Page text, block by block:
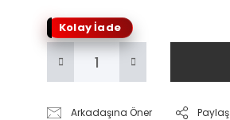
Kolay İade
Arkadaşına Öner Paylaş